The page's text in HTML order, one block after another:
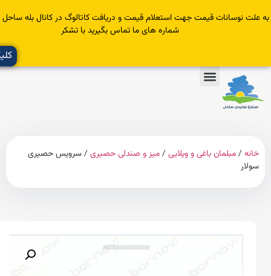
قیمت جهت استعلام قیمت و دریافت کاتالوگ در کانال بله ساحل عضو یا با
شماره های ما تماس بگیرید با تشکر
کلیک کنید
مبلمان باغی و ویلایی/میز و صندلی حصیری/ سرویس حصیری